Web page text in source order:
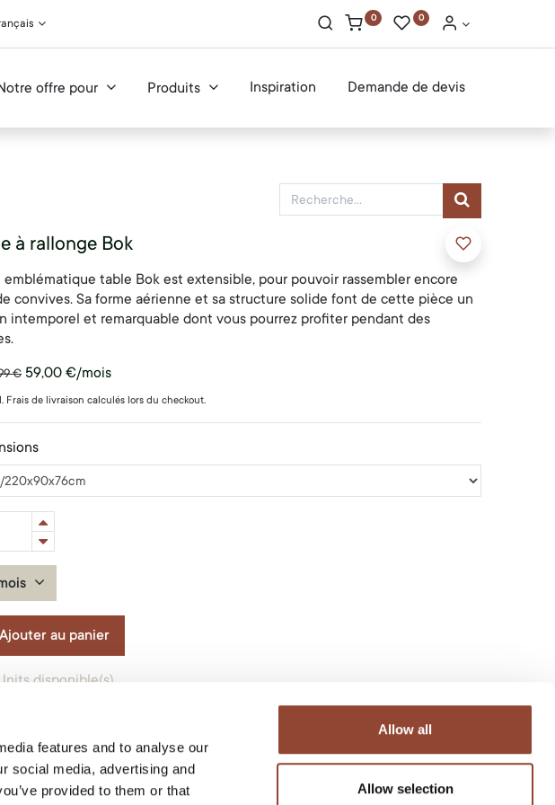
features and to analyse our
social media, advertising and
provided to them or that
Allow all
Allow selection
0 0
offre pour Produits Inspiration Demande de devis
à rallonge Bok
emblématique table Bok est extensible, pour pouvoir rassembler encore
convives. Sa forme aérienne et sa structure solide font de cette pièce un
intemporel et remarquable dont vous pourrez profiter pendant des
€ 59,00 €/mois
Frais de livraison calculés lors du checkout.
Ajouter au panier
disponible(s)
:Rectangulaire
:Huilé
Code: 51502*